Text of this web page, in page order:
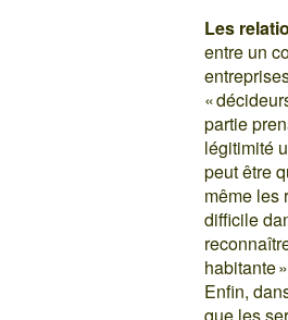
Les
entre un
«
partie
légitimité
peut être
même les
difficile
habitante
Enfin,